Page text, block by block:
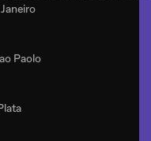
Paolo